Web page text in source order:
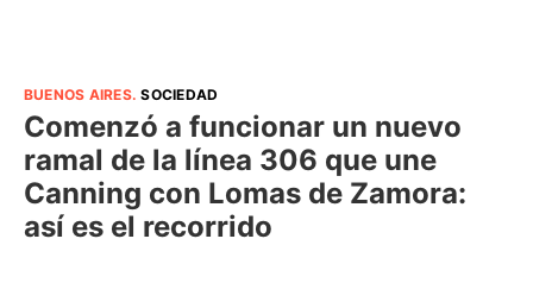
BUENOS AIRES.SOCIEDAD
Comenzó a funcionar un nuevo
ramal de la línea 306 que une
Canning con Lomas de Zamora:
así es el recorrido